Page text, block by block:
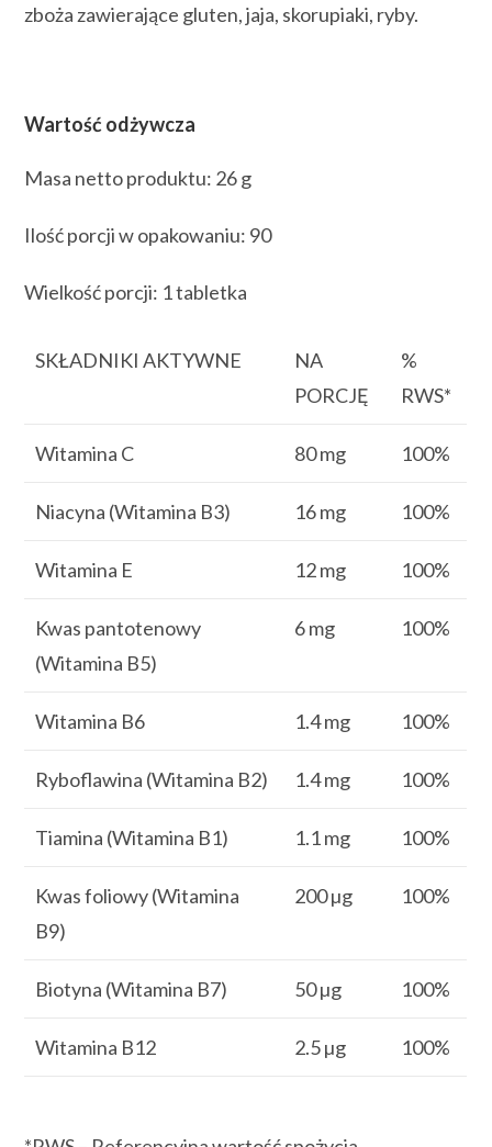
zboża zawierające gluten, jaja, skorupiaki, ryby.
Wartość odżywcza
Masa netto produktu: 26 g
Ilość porcji w opakowaniu: 90
Wielkość porcji: 1 tabletka
SKŁADNIKI AKTYWNE
NA
PORCJĘ
%
RWS*
Witamina C 80 mg 100%
Niacyna (Witamina B3) 16 mg 100%
Witamina E 12 mg 100%
Kwas pantotenowy
(Witamina B5)
6 mg 100%
Witamina B6 1.4 mg 100%
Ryboflawina (Witamina B2) 1.4 mg 100%
Tiamina (Witamina B1) 1.1 mg 100%
Kwas foliowy (Witamina
B9)
200 µg 100%
Biotyna (Witamina B7) 50 µg 100%
Witamina B12 2.5 µg 100%